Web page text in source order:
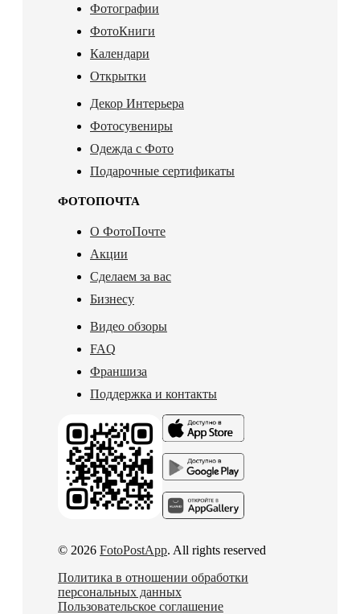
Фотографии
ФотоКниги
Календари
Открытки
Декор Интерьера
Фотосувениры
Одежда с Фото
Подарочные сертификаты
ФОТОПОЧТА
О ФотоПочте
Акции
Сделаем за вас
Бизнесу
Видео обзоры
FAQ
Франшиза
Поддержка и контакты
© 2026 FotoPostApp. All rights reserved
Политика в отношении обработки
персональных данных
Пользовательское соглашение